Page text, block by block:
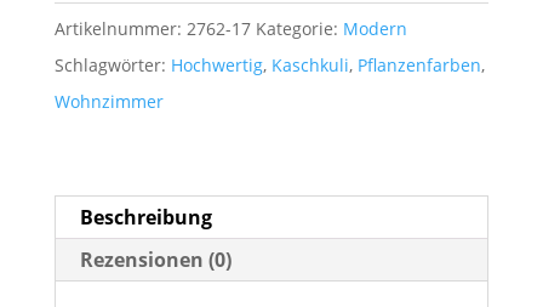
m
x
1,10
Persien
Menge
Artikelnummer: 2762-17 Kategorie: Modern
Schlagwörter: Hochwertig, Kaschkuli, Pflanzenfarben,
Wohnzimmer
Beschreibung
Rezensionen (0)